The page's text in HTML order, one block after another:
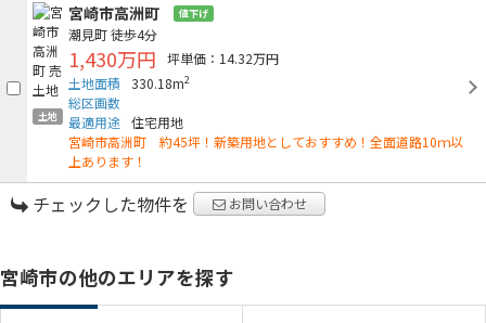
土地
宮崎市高洲町 値下げ
潮見町徒歩4分
1,430万円
坪単価：14.32万円
土地面積
330.18m2
総区画数
最適用途 住宅用地
宮崎市高洲町 約45坪！新築用地としておすすめ！全面道路10ｍ以
上あります！
チェックした物件を お問い合わせ
宮崎市の他のエリアを探す